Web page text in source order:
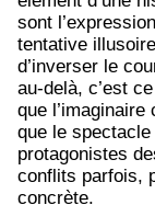
sont
tentative
d’inverser le
au-delà, c’est
que
que le
protagonistes
conflits parfois,
concrète.